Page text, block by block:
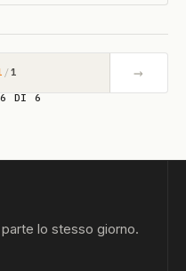
/1 →
DI 6
lo stesso giorno.